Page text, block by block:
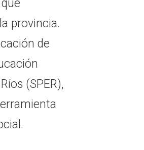
provincia.
de
(SPER),